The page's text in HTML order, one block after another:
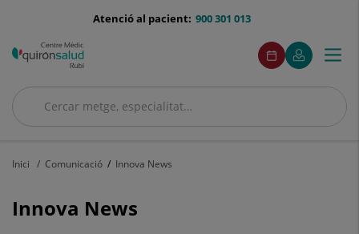
menu-
900 301 013
Atenció al pacient:
Cercar
Cercar
menuAcceso
Demaneu
cita
Aquest
enllaç
s'obrirà
una
El
meu
Aquest
enllaç
s'obrirà
una
finestra
Menú
Inici Comunicació Innova News
Innova News